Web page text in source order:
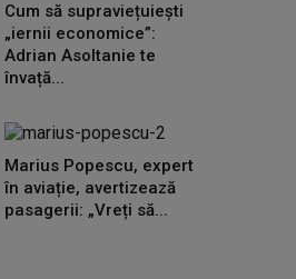
Cum să supraviețuiești
„iernii economice”:
Adrian Asoltanie te
învață...
Marius Popescu, expert
în aviație, avertizează
pasagerii: „Vreți să...